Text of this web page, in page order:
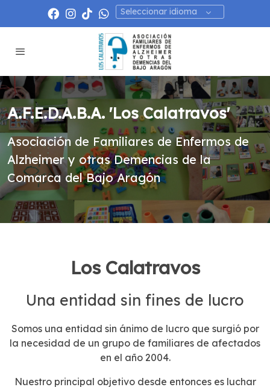
Seleccionar idioma
A.F.E.D.A.B.A. 'Los Calatravos'
Asociación de Familiares de Enfermos de
Alzheimer y otras Demencias de la
Comarca del Bajo Aragón
Los Calatravos
Una entidad sin fines de lucro
Somos una entidad sin ánimo de lucro que surgió por
la necesidad de un grupo de familiares de afectados
en el año 2004.
Nuestro principal objetivo desde entonces es luchar